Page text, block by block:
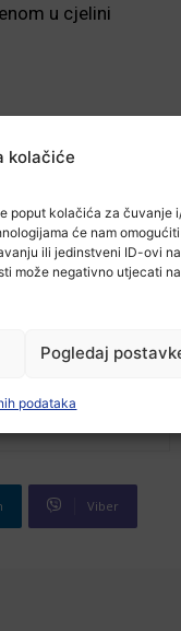
kolačiće
poput kolačića za čuvanje
će nam
ili jedinstveni ID-ovi na
može negativno utjecati na
Pogledaj
podataka
u cjelini
Viber